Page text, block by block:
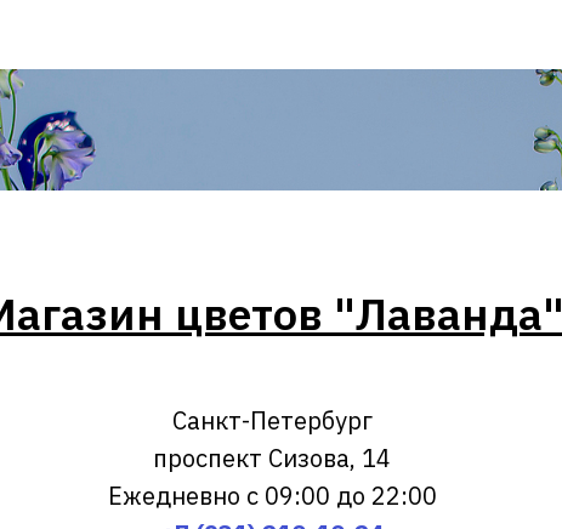
цветов "Лаванда"
Санкт-Петербург
проспект Сизова, 14
Ежедневно с 09:00 до 22:00